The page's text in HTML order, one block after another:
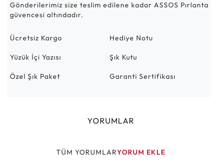
Gönderilerimiz size teslim edilene kadar ASSOS Pırlanta
güvencesi altındadır.
Ücretsiz Kargo Hediye Notu
Yüzük İçi Yazısı Şık Kutu
Özel Şık Paket Garanti Sertifikası
YORUMLAR
TÜM YORUMLARYORUM EKLE